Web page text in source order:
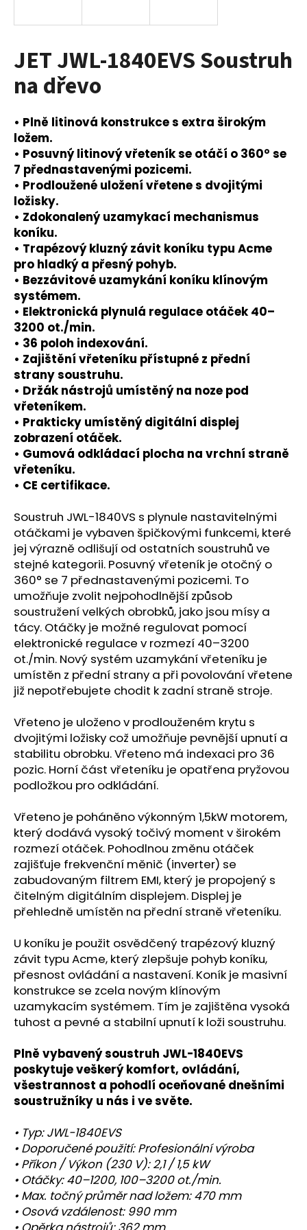
JET JWL-1840EVS Soustruh
na dřevo
• Plně litinová konstrukce s extra širokým
ložem.
• Posuvný litinový vřeteník se otáčí o 360° se
7 přednastavenými pozicemi.
• Prodloužené uložení vřetene s dvojitými
ložisky.
• Zdokonalený uzamykací mechanismus
koníku.
• Trapézový kluzný závit koníku typu Acme
pro hladký a přesný pohyb.
• Bezzávitové uzamykání koníku klínovým
systémem.
• Elektronická plynulá regulace otáček 40–
3200 ot./min.
• 36 poloh indexování.
• Zajištění vřeteníku přístupné z přední
strany soustruhu.
• Držák nástrojů umístěný na noze pod
vřeteníkem.
• Prakticky umístěný digitální displej
zobrazení otáček.
• Gumová odkládací plocha na vrchní straně
vřeteníku.
• CE certifikace.
Soustruh JWL-1840VS s plynule nastavitelnými
otáčkami je vybaven špičkovými funkcemi, které
jej výrazně odlišují od ostatních soustruhů ve
stejné kategorii. Posuvný vřeteník je otočný o
360° se 7 přednastavenými pozicemi. To
umožňuje zvolit nejpohodlnější způsob
soustružení velkých obrobků, jako jsou mísy a
tácy. Otáčky je možné regulovat pomocí
elektronické regulace v rozmezí 40–3200
ot./min. Nový systém uzamykání vřeteníku je
umístěn z přední strany a při povolování vřetene
již nepotřebujete chodit k zadní straně stroje.
Vřeteno je uloženo v prodlouženém krytu s
dvojitými ložisky což umožňuje pevnější upnutí a
stabilitu obrobku. Vřeteno má indexaci pro 36
pozic. Horní část vřeteníku je opatřena pryžovou
podložkou pro odkládání.
Vřeteno je poháněno výkonným 1,5kW motorem,
který dodává vysoký točivý moment v širokém
rozmezí otáček. Pohodlnou změnu otáček
zajišťuje frekvenční měnič (inverter) se
zabudovaným filtrem EMI, který je propojený s
čitelným digitálním displejem. Displej je
přehledně umístěn na přední straně vřeteníku.
U koníku je použit osvědčený trapézový kluzný
závit typu Acme, který zlepšuje pohyb koníku,
přesnost ovládání a nastavení. Koník je masivní
konstrukce se zcela novým klínovým
uzamykacím systémem. Tím je zajištěna vysoká
tuhost a pevné a stabilní upnutí k loži soustruhu.
Plně vybavený soustruh JWL-1840EVS
poskytuje veškerý komfort, ovládání,
všestrannost a pohodlí oceňované dnešními
soustružníky u nás i ve světe.
• Typ: JWL-1840EVS
• Doporučené použití: Profesionální výroba
• Příkon / Výkon (230 V): 2,1 / 1,5 kW
• Otáčky: 40–1200, 100–3200 ot./min.
• Max. točný průměr nad ložem: 470 mm
• Osová vzdálenost: 990 mm
t
?
HLEDAT
D
o
p
o
r
u
č
u
j
e
m
e